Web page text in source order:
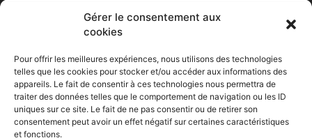
Gérer le consentement aux
cookies
Pour offrir les meilleures expériences, nous utilisons des technologies
telles que les cookies pour stocker et/ou accéder aux informations des
appareils. Le fait de consentir à ces technologies nous permettra de
traiter des données telles que le comportement de navigation ou les ID
uniques sur ce site. Le fait de ne pas consentir ou de retirer son
consentement peut avoir un effet négatif sur certaines caractéristiques
et fonctions.
SUIVEZ NOUS
Accueil Economie Entreprises Entrepreneur Afrique